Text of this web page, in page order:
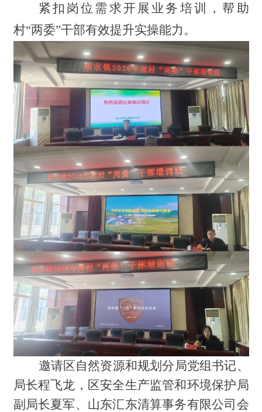
紧扣岗位需求开展业务培训，帮助
村“两委”干部有效提升实操能力。
邀请区自然资源和规划分局党组书记、
局长程飞龙，区安全生产监管和环境保护局
副局长夏军、山东汇东清算事务有限公司会